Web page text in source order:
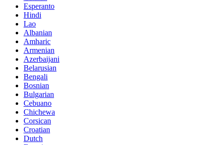
Esperanto
Hindi
Lao
Albanian
Amharic
Armenian
Azerbaijani
Belarusian
Bengali
Bosnian
Bulgarian
Cebuano
Chichewa
Corsican
Croatian
Dutch